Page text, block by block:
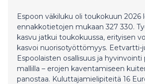
Espoon väkiluku oli toukokuun 2026
ennakkotietojen mukaan 327 330.
kasvu jatkui toukokuussa, erityisen
kasvoi nuorisotyöttömyys. Eetvartti-
Espoolaisten osallisuus ja hyvinvointi
mallilla – erojen kaventamiseen
panostaa. Kuluttajamielipiteitä 16